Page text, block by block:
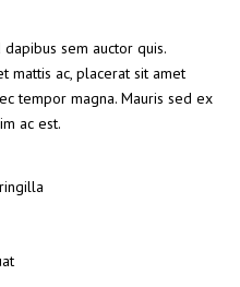
sem auctor quis.
mattis ac, placerat sit amet
tempor magna. Mauris sed ex
ac est.